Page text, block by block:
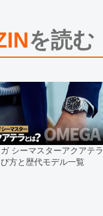
を読む
シーマスターアクアテラ
方と歴代モデル一覧